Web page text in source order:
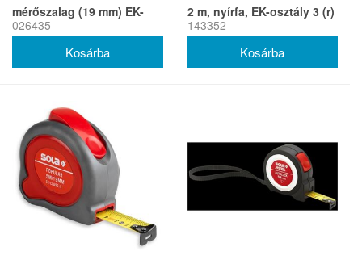
mérőszalag (19 mm) EK-
osztály 2 (r)
026435
2 m, nyírfa, EK-osztály 3 (r)
143352